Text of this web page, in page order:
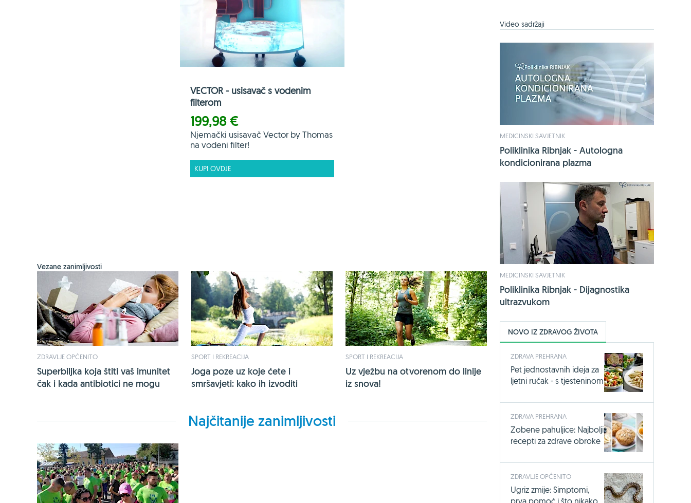
VECTOR - usisavač s vodenim
filterom
199,98 €
Njemački usisavač Vector by Thomas
na vodeni filter!
KUPI OVDJE
-24%
KUPI OVDJE
Vezane zanimljivosti
ZDRAVLJE OPĆENITO
Superbiljka koja štiti vaš imunitet
čak i kada antibiotici ne mogu
SPORT I REKREACIJA
Joga poze uz koje ćete i
smršavjeti: kako ih izvoditi
SPORT I REKREACIJA
Uz vježbu na otvorenom do linije
iz snova!
Najčitanije zanimljivosti
Video sadržaji
MEDICINSKI SAVJETNIK
Poliklinika Ribnjak - Autologna
kondicionirana plazma
MEDICINSKI SAVJETNIK
Poliklinika Ribnjak - Dijagnostika
ultrazvukom
NOVO IZ ZDRAVOG ŽIVOTA
ZDRAVA PREHRANA
Pet jednostavnih ideja za
ljetni ručak - s tjesteninom
ZDRAVA PREHRANA
Zobene pahuljice: Najbolji
recepti za zdrave obroke
ZDRAVLJE OPĆENITO
Ugriz zmije: Simptomi,
prva pomoć i što nikako